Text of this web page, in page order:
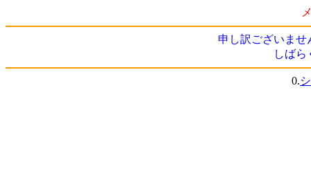
申し訳ございま
しばら
0.